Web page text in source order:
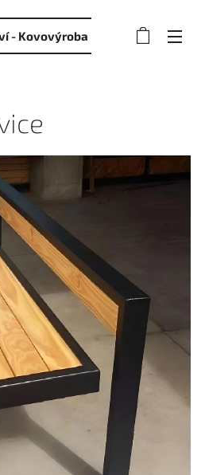
- Kovovýroba